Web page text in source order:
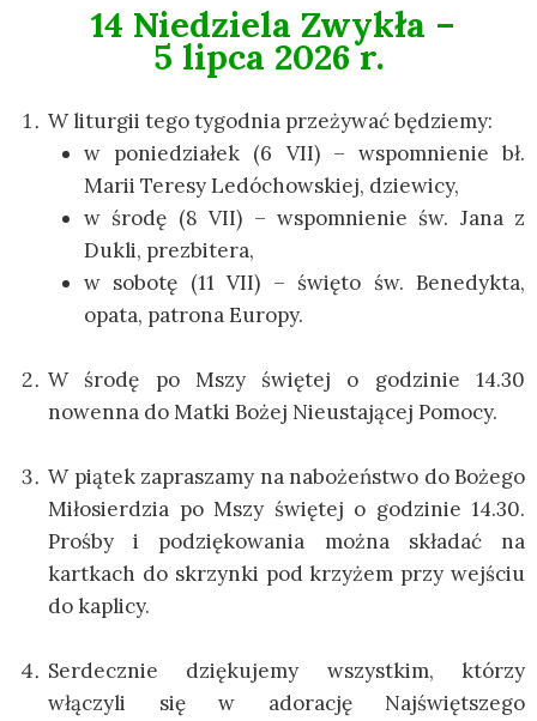
14 Niedziela Zwykła –
5 lipca 2026 r.
W liturgii tego tygodnia przeżywać będziemy:
w poniedziałek (6 VII) – wspomnienie bł.
Marii Teresy Ledóchowskiej, dziewicy,
w środę (8 VII) – wspomnienie św. Jana z
Dukli, prezbitera,
w sobotę (11 VII) – święto św. Benedykta,
opata, patrona Europy.
W środę po Mszy świętej o godzinie 14.30
nowenna do Matki Bożej Nieustającej Pomocy.
W piątek zapraszamy na nabożeństwo do Bożego
Miłosierdzia po Mszy świętej o godzinie 14.30.
Prośby i podziękowania można składać na
kartkach do skrzynki pod krzyżem przy wejściu
do kaplicy.
Serdecznie dziękujemy wszystkim, którzy
włączyli się w adorację Najświętszego